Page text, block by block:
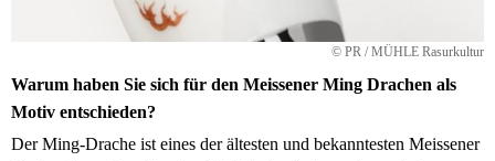
© PR / MÜHLE Rasurkultur
Warum haben Sie sich für den Meissener Ming Drachen als
Motiv entschieden?
Der Ming-Drache ist eines der ältesten und bekanntesten Meissener